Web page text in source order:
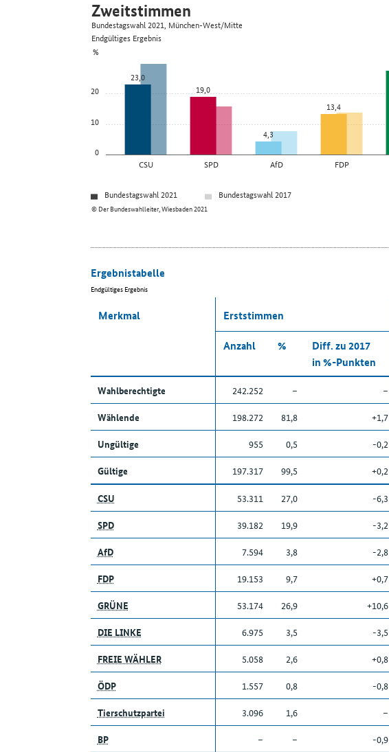
0
10
20
%
CSU SPD AfD FDP
23,0
19,0
4,3
13,4
© Der Bundeswahlleiter, Wiesbaden 2021
Zweitstimmen
Bundestagswahl 2021, München-West/Mitte
Endgültiges Ergebnis
Bundestagswahl 2021
Bundestagswahl 2017
Ergebnistabelle
Endgültiges Ergebnis
Merkmal Erststimmen
Anzahl
%
Diff. zu 2017
in %-Punkten
Wahlberechtigte 242.252 – –
Wählende
198.272 81,8 +1,7
Ungültige
955 0,5 -0,2
Gültige
197.317 99,5 +0,2
CSU
53.311 27,0 -6,3
SPD
39.182 19,9 -3,2
AfD
7.594 3,8 -2,8
FDP
19.153 9,7 +0,7
GRÜNE
53.174 26,9 +10,6
DIE LINKE
6.975 3,5 -3,5
FREIE WÄHLER
5.058 2,6 +0,8
ÖDP
1.557 0,8 -0,8
Tierschutzpartei
3.096 1,6 –
BP
– – -0,9